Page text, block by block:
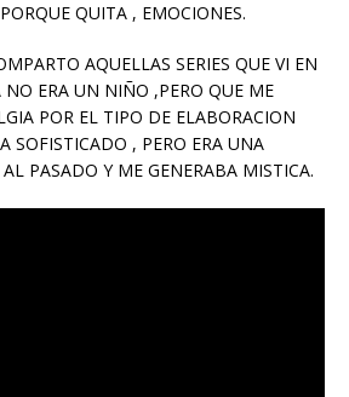
QUITA , EMOCIONES.
AQUELLAS SERIES QUE VI EN
ERA UN NIÑO ,PERO QUE ME
POR EL TIPO DE ELABORACION
SOFISTICADO , PERO ERA UNA
PASADO Y ME GENERABA MISTICA.